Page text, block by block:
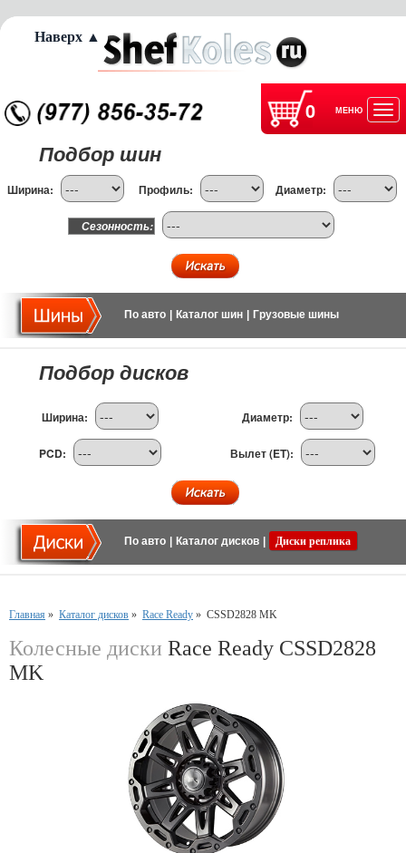
0 МЕНЮ
Подбор шин
Ширина: Профиль: Диаметр:
Сезонность:
По авто Каталог шин Грузовые шины
Подбор дисков
Ширина: Диаметр:
PCD: Вылет (ET):
По авто Каталог дисков Диски реплика
Главная » Каталог дисков » Race Ready » CSSD2828 MK
Колесные диски Race Ready CSSD2828
MK
Наверх ▲